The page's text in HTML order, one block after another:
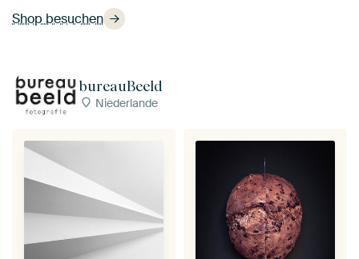
Shop besuchen
bureauBeeld
Niederlande